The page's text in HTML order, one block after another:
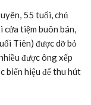
55 tuổi, chủ
cửa tiệm buôn bán,
Tiên) được dỡ bỏ
được ông xếp
biển hiệu để thu hút